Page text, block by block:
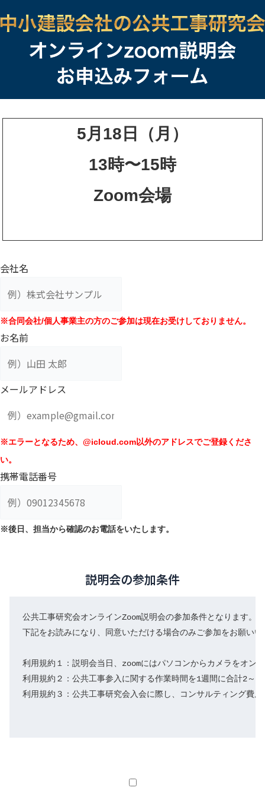
5月18日（月）
13時〜15時
Zoom会場
会社名
※合同会社/個人事業主の方のご参加は現在お受けしておりません。
お名前
メールアドレス
※エラーとなるため、@icloud.com以外のアドレスでご登録くださ
い。
携帯電話番号
※後日、担当から確認のお電話をいたします。
説明会の参加条件
公共工事研究会オンラインZoom説明会の参加条件となります。
下記をお読みになり、同意いただける場合のみご参加をお願い
利用規約１：説明会当日、zoomにはパソコンからカメラをオン
利用規約２：公共工事参入に関する作業時間を1週間に合計2～3
利用規約３：公共工事研究会入会に際し、コンサルティング費